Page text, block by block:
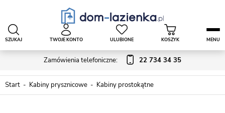
Zamówienia telefoniczne: 22 734 34 35
SZUKAJ TWOJE KONTO ULUBIONE KOSZYK MENU
Start Kabiny prysznicowe Kabiny prostokątne